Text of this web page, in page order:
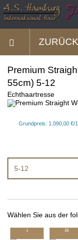
ZURÜCK
Premium
55cm) 5-12
Echthaartresse
Grundpreis: 1.090,00 €/
5-12
Wählen Sie aus der
1 1B